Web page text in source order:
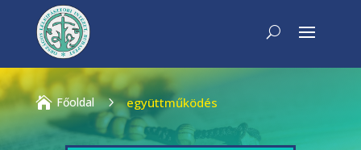
 Főoldal 5 együttműködés